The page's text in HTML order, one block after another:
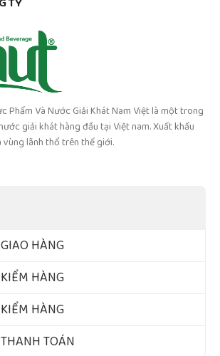
Phẩm Và Nước Giải Khát Nam Việt là một trong
giải khát hàng đầu tại Việt nam. Xuất khẩu
lãnh thổ trên thế giới.
HÀNG
HÀNG
HÀNG
TOÁN